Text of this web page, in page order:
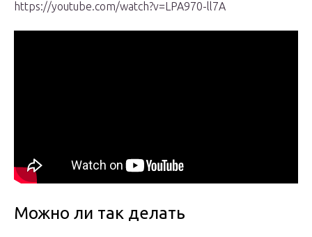
https://youtube.com/watch?v=LPA970-ll7A
Можно ли так делать